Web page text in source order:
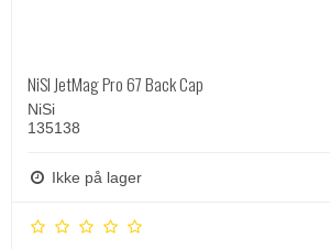
NiSI JetMag Pro 67 Back Cap
NiSi
135138
Ikke på lager